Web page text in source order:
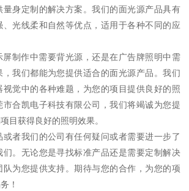
量身定制的解决方案。我们的面光源产品具有
光线柔和自然等优点，适用于各种不同的应
屏制作中需要背光源，还是在广告牌照明中需
我们都能为您提供适合的面光源产品。我们
觉中的各种难题，为您的项目提供良好的照
市合凯电子科技有限公司，我们将竭诚为您提
目获得良好的照明效果。
者我们的公司有任何疑问或者需要进一步了
们。无论您是寻找标准产品还是需要定制解决
为您提供支持。期待与您的合作，为您的项
！